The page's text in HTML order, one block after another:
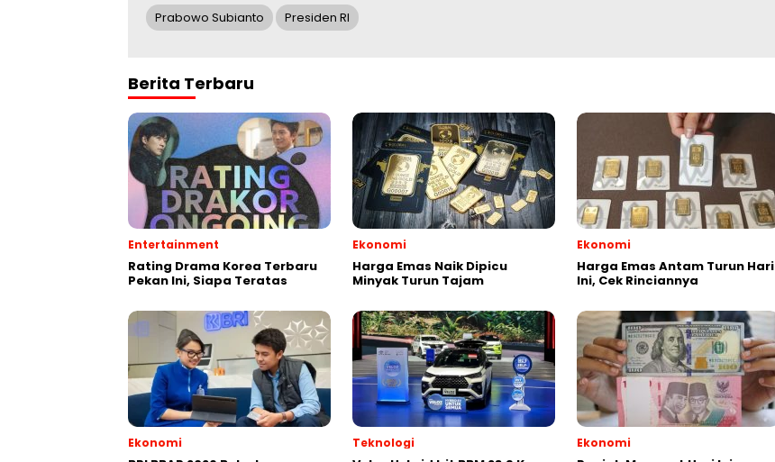
Prabowo Subianto Presiden RI
Berita Terbaru
Entertainment
Rating Drama Korea Terbaru
Pekan Ini, Siapa Teratas
Ekonomi
Harga Emas Naik Dipicu
Minyak Turun Tajam
Ekonomi
Harga Emas Antam Turun Hari
Ini, Cek Rinciannya
Ekonomi Teknologi Ekonomi